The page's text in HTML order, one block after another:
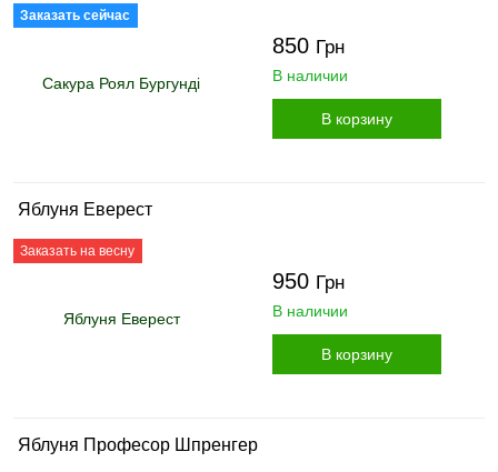
Заказать сейчас
850 Грн
В наличии
В корзину
Яблуня Еверест
Заказать на весну
950 Грн
В наличии
В корзину
Яблуня Професор Шпренгер